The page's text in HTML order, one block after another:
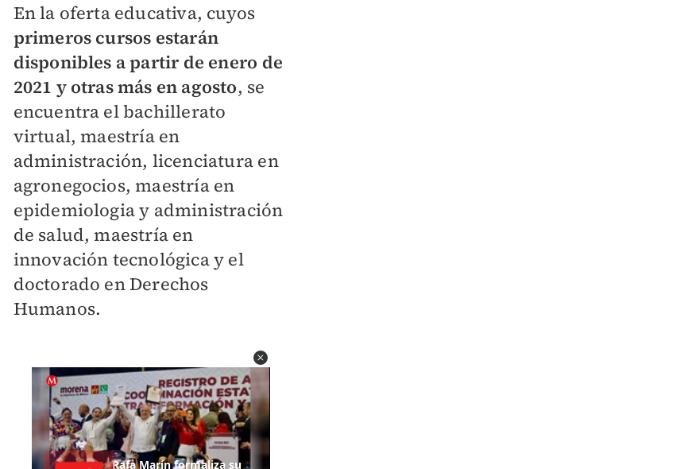
En la oferta educativa, cuyos
primeros cursos estarán
disponibles a partir de enero de
2021 y otras más en agosto, se
encuentra el bachillerato
virtual, maestría en
administración, licenciatura en
agronegocios, maestría en
epidemiologia y administración
de salud, maestría en
innovación tecnológica y el
doctorado en Derechos
Humanos.